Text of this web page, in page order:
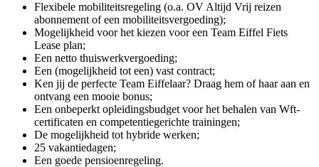
Flexibele mobiliteitsregeling (o.a. OV Altijd Vrij reizen
abonnement of een mobiliteitsvergoeding);
Mogelijkheid voor het kiezen voor een Team Eiffel Fiets
Lease plan;
Een netto thuiswerkvergoeding;
Een (mogelijkheid tot een) vast contract;
Ken jij de perfecte Team Eiffelaar? Draag hem of haar aan en
ontvang een mooie bonus;
Een onbeperkt opleidingsbudget voor het behalen van Wft-
certificaten en competentiegerichte trainingen;
De mogelijkheid tot hybride werken;
25 vakantiedagen;
Een goede pensioenregeling.